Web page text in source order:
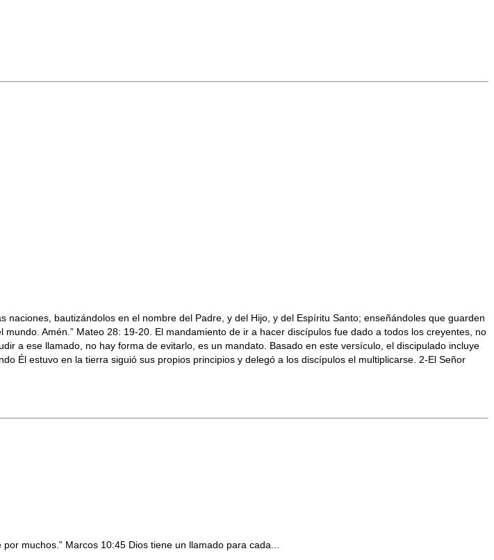
bautizándolos en el nombre del Padre, y del Hijo, y del Espíritu Santo; enseñándoles que guarden
Amén.” Mateo 28: 19-20. El mandamiento de ir a hacer discípulos fue dado a todos los creyentes, no
a ese llamado, no hay forma de evitarlo, es un mandato. Basado en este versículo, el discipulado incluye
Él estuvo en la tierra siguió sus propios principios y delegó a los discípulos el multiplicarse. 2-El Señor
muchos.” Marcos 10:45 Dios tiene un llamado para cada...